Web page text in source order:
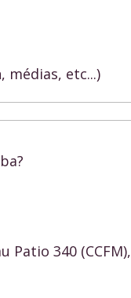
médias, etc...)
340